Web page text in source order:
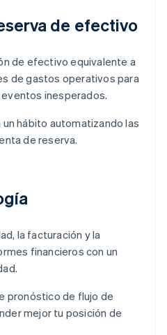
de efectivo
de efectivo equivalente a
de gastos operativos para
inesperados.
hábito automatizando las
de reserva.
la facturación y la
financieros con un
pronóstico de flujo de
mejor tu posición de